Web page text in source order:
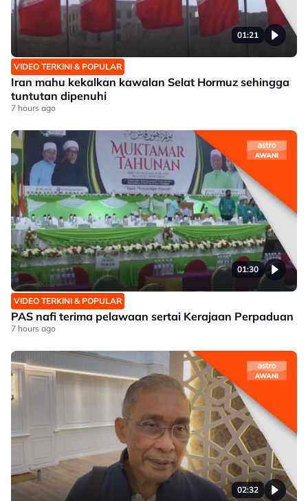
01:21
VIDEO TERKINI & POPULAR
Iran mahu kekalkan kawalan Selat Hormuz sehingga
tuntutan dipenuhi
7 hours ago
01:30
VIDEO TERKINI & POPULAR
PAS nafi terima pelawaan sertai Kerajaan Perpaduan
7 hours ago
02:32